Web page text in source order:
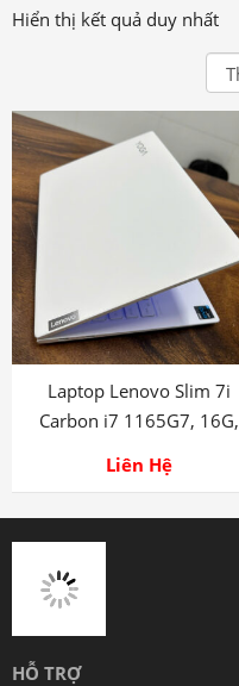
Hiển thị kết quả duy nhất
Laptop Lenovo Slim 7i
Carbon i7 1165G7, 16G,
Liên Hệ
HỖ TRỢ